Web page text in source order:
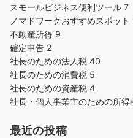
スモールビジネス便利ツール 7
ノマドワークおすすめスポット
不動産所得 9
確定申告 2
社長のための法人税 40
社長のための消費税 5
社長のための資産税 4
社長・個人事業主のための所得
最近の投稿